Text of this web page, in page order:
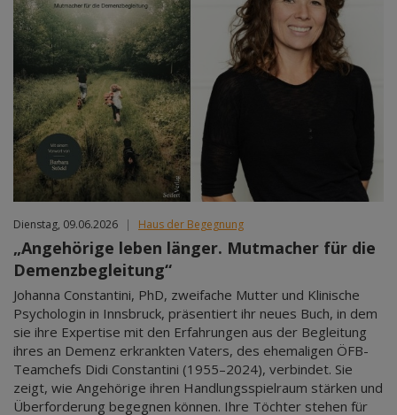
Dienstag, 09.06.2026 | Haus der Begegnung
„Angehörige leben länger. Mutmacher für die
Demenzbegleitung“
Johanna Constantini, PhD, zweifache Mutter und Klinische
Psychologin in Innsbruck, präsentiert ihr neues Buch, in dem
sie ihre Expertise mit den Erfahrungen aus der Begleitung
ihres an Demenz erkrankten Vaters, des ehemaligen ÖFB-
Teamchefs Didi Constantini (1955–2024), verbindet. Sie
zeigt, wie Angehörige ihren Handlungsspielraum stärken und
Überforderung begegnen können. Ihre Töchter stehen für